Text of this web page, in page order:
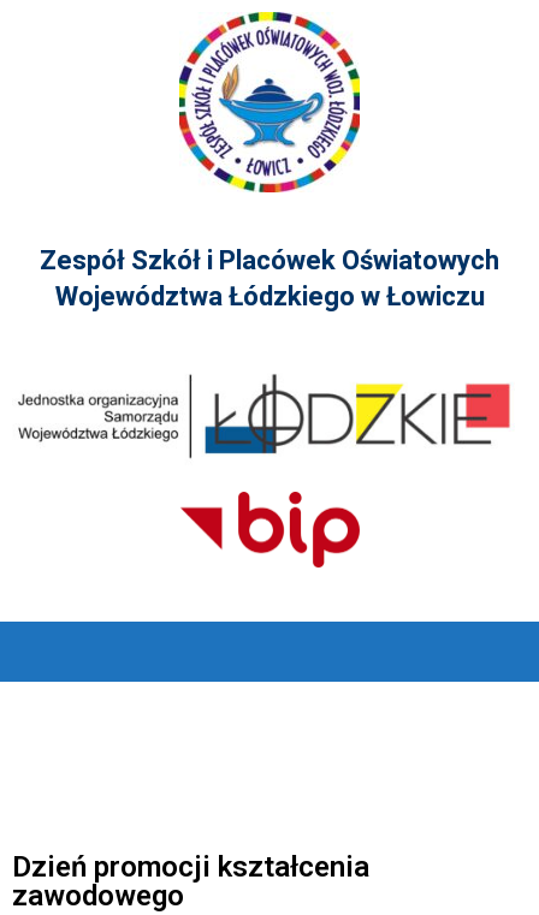
Zespół Szkół i Placówek Oświatowych
Województwa Łódzkiego w Łowiczu
Dzień promocji kształcenia
zawodowego